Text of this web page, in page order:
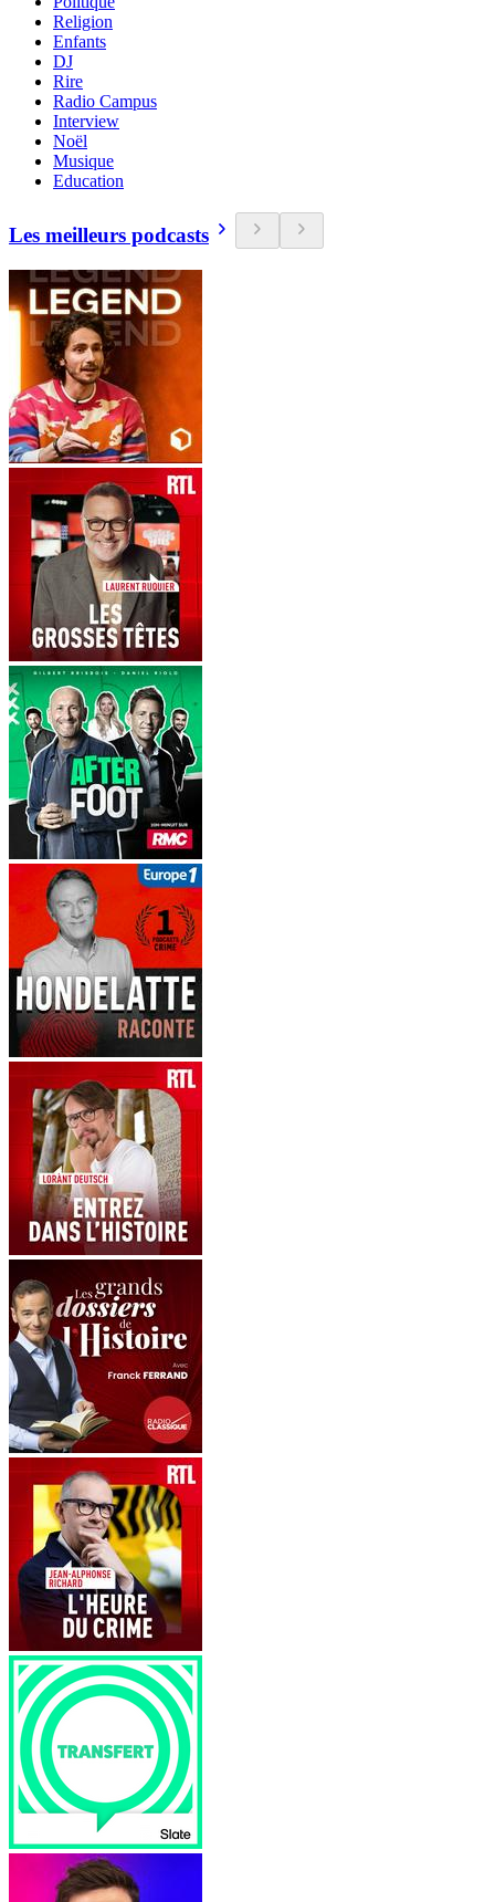
Religion
Enfants
DJ
Rire
Radio Campus
Interview
Noël
Musique
Education
Les meilleurs podcasts